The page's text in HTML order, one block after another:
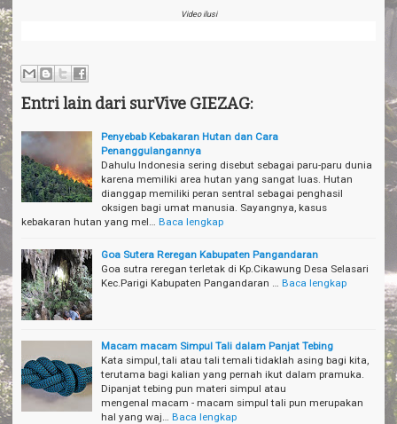
Video ilusi
Entri lain dari surVive GIEZAG:
Penyebab Kebakaran Hutan dan Cara
Penanggulangannya
Dahulu Indonesia sering disebut sebagai paru-paru dunia
karena memiliki area hutan yang sangat luas. Hutan
dianggap memiliki peran sentral sebagai penghasil
oksigen bagi umat manusia. Sayangnya, kasus
kebakaran hutan yang mel…
Baca lengkap
Goa Sutera Reregan Kabupaten Pangandaran
Goa sutra reregan terletak di Kp.Cikawung Desa Selasari
Kec.Parigi Kabupaten Pangandaran …
Baca lengkap
Macam macam Simpul Tali dalam Panjat Tebing
Kata simpul, tali atau tali temali tidaklah asing bagi kita,
terutama bagi kalian yang pernah ikut dalam pramuka.
Dipanjat tebing pun materi simpul atau
mengenal macam - macam simpul tali pun merupakan
hal yang waj…
Baca lengkap